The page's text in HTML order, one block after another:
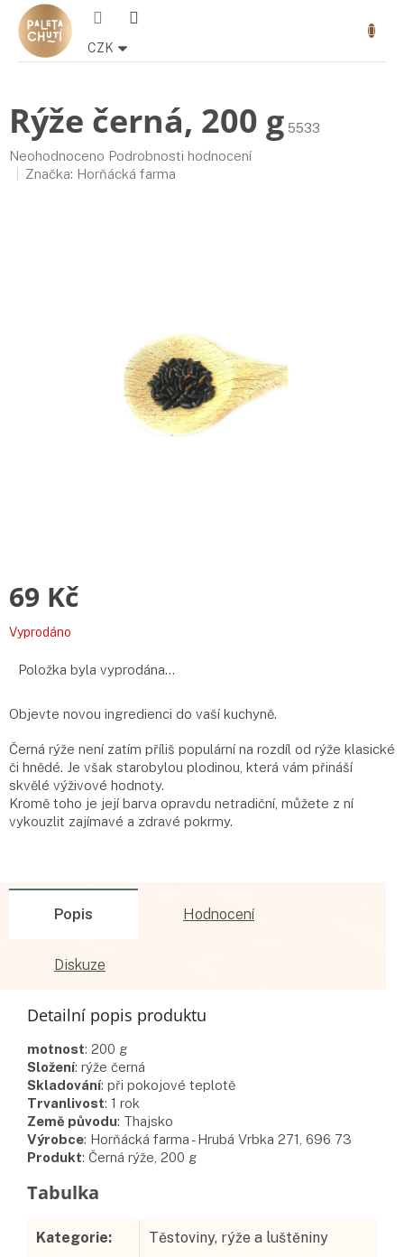
Přejít
obsah
CZK
košík
Rýže černá, 200 g 5533
Průměrné
hodnocení
Neohodnoceno Podrobnosti hodnocení
Značka: Horňácká farma
69 Kč
Měrná
Vyprodáno
Položka byla vyprodána…
Objevte novou ingredienci do vaší kuchyně.
Černá rýže není zatím příliš populární na rozdíl od rýže klasické
či hnědé. Je však starobylou plodinou, která vám přináší
skvělé výživové hodnoty.
Kromě toho je její barva opravdu netradiční, můžete z ní
vykouzlit zajímavé a zdravé pokrmy.
Popis Hodnocení
Diskuze
Detailní popis produktu
motnost: 200 g
Složení: rýže černá
Skladování: při pokojové teplotě
Trvanlivost: 1 rok
Země původu: Thajsko
Výrobce: Horňácká farma - Hrubá Vrbka 271, 696 73
Produkt: Černá rýže, 200 g
Kategorie: Těstoviny, rýže a luštěniny